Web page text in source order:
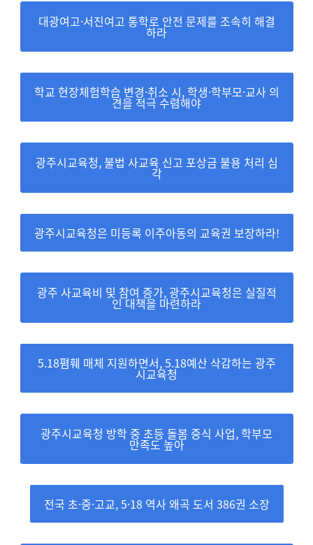
대광여고·서진여고 통학로 안전 문제를 조속히 해결
하라
학교 현장체험학습 변경·취소 시, 학생·학부모·교사 의
견을 적극 수렴해야
광주시교육청, 불법 사교육 신고 포상금 불용 처리 심
각
광주시교육청은 미등록 이주아동의 교육권 보장하라!
광주 사교육비 및 참여 증가, 광주시교육청은 실질적
인 대책을 마련하라
5.18폄훼 매체 지원하면서, 5.18예산 삭감하는 광주
시교육청
광주시교육청 방학 중 초등 돌봄 중식 사업, 학부모
만족도 높아
전국 초·중·고교, 5·18 역사 왜곡 도서 386권 소장